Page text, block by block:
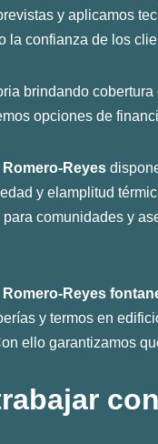
y aplicamos
la confianza de los
brindando
opciones de
Reyes
y elamplitud
comunidades y
Reyes
y termos en
ello garantizamos
con